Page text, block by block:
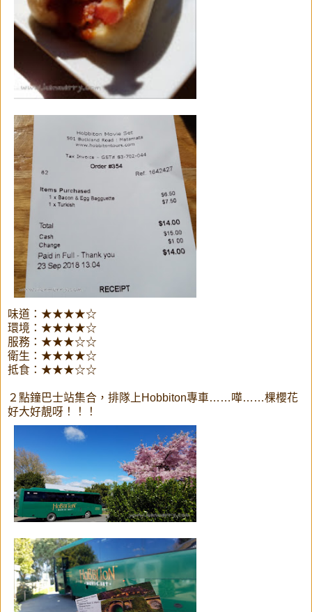
味道：★★★★☆
環境：★★★★☆
服務：★★★☆☆
衛生：★★★★☆
抵食：★★★☆☆
２點鐘巴士站集合，排隊上Hobbiton專車……嘩……棵櫻花
好大好靚呀！！！